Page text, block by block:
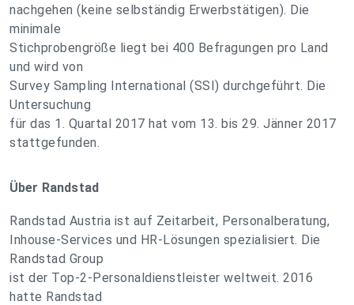
nachgehen (keine selbständig Erwerbstätigen). Die
minimale
Stichprobengröße liegt bei 400 Befragungen pro Land
und wird von
Survey Sampling International (SSI) durchgeführt. Die
Untersuchung
für das 1. Quartal 2017 hat vom 13. bis 29. Jänner 2017
stattgefunden.
Über Randstad
Randstad Austria ist auf Zeitarbeit, Personalberatung,
Inhouse-Services und HR-Lösungen spezialisiert. Die
Randstad Group
ist der Top-2-Personaldienstleister weltweit. 2016
hatte Randstad